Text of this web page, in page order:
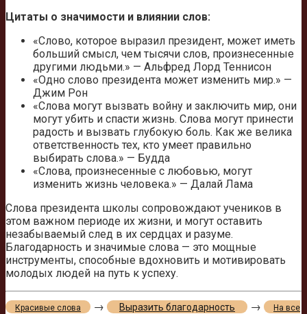
Цитаты о значимости и влиянии слов:
«Слово, которое выразил президент, может иметь
больший смысл, чем тысячи слов, произнесенные
другими людьми.» — Альфред Лорд Теннисон
«Одно слово президента может изменить мир.» —
Джим Рон
«Слова могут вызвать войну и заключить мир, они
могут убить и спасти жизнь. Слова могут принести
радость и вызвать глубокую боль. Как же велика
ответственность тех, кто умеет правильно
выбирать слова.» — Будда
«Слова, произнесенные с любовью, могут
изменить жизнь человека.» — Далай Лама
Слова президента школы сопровождают учеников в
этом важном периоде их жизни, и могут оставить
незабываемый след в их сердцах и разуме.
Благодарность и значимые слова — это мощные
инструменты, способные вдохновить и мотивировать
молодых людей на путь к успеху.
Красивые слова → Выразить благодарность → На все